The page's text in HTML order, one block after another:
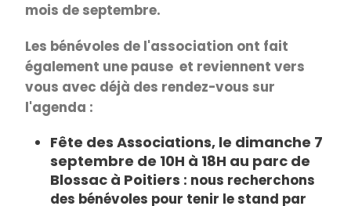
mois de septembre.
Les bénévoles de l'association ont fait
également une pause et reviennent vers
vous avec déjà des rendez-vous sur
l'agenda :
Fête des Associations, le dimanche 7
septembre de 10H à 18H au parc de
Blossac à Poitiers : nous recherchons
des bénévoles pour tenir le stand par